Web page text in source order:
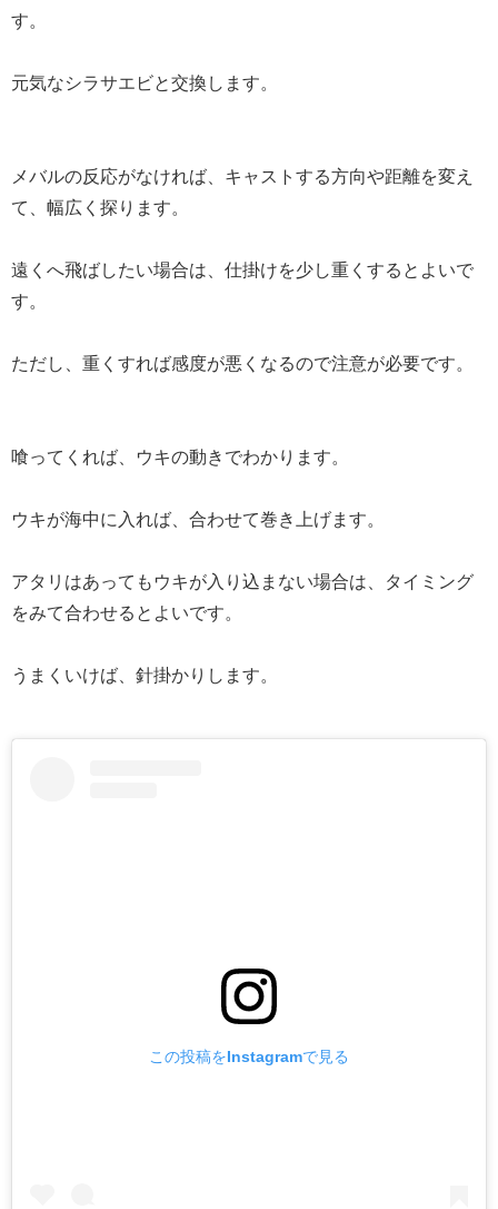
す。
元気なシラサエビと交換します。
メバルの反応がなければ、キャストする方向や距離を変え
て、幅広く探ります。
遠くへ飛ばしたい場合は、仕掛けを少し重くするとよいで
す。
ただし、重くすれば感度が悪くなるので注意が必要です。
喰ってくれば、ウキの動きでわかります。
ウキが海中に入れば、合わせて巻き上げます。
アタリはあってもウキが入り込まない場合は、タイミング
をみて合わせるとよいです。
うまくいけば、針掛かりします。
この投稿をInstagramで見る